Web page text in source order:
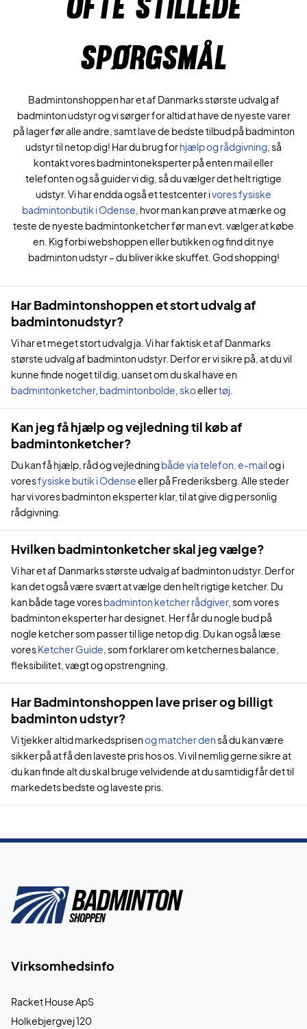
SPØRGSMÅL
Badmintonshoppen har et af Danmarks største udvalg af
badminton udstyr og vi sørger for altid at have de nyeste varer
på lager før alle andre, samt lave de bedste tilbud på badminton
udstyr til netop dig! Har du brug forhjælp og rådgivning , så
kontakt vores badmintoneksperter på enten mail eller
telefonten og så guider vi dig, så du vælger det helt rigtige
udstyr. Vi har endda også et testcenter ivores fysiske
badmintonbutik i Odense , hvor man kan prøve at mærke og
teste de nyeste badmintonketcher før man evt. vælger at købe
en. Kig forbi webshoppen eller butikken og find dit nye
badminton udstyr – du bliver ikke skuffet. God shopping!
Har Badmintonshoppen et stort udvalg af
badmintonudstyr?
Vi har et meget stort udvalg ja. Vi har faktisk et af Danmarks
største udvalg af badminton udstyr. Derfor er vi sikre på, at du vil
kunne finde noget til dig, uanset om du skal have en
badmintonketcher, badmintonbolde skoellertøj
Kan jeg få hjælp og vejledning til køb af
badmintonketcher?
Du kan få hjælp, råd og vejledningbåde via telefon, e-mailog i
voresfysiske butik i Odenseeller på Frederiksberg. Alle steder
har vi vores badminton eksperter klar, til at give dig personlig
rådgivning.
Hvilken badmintonketcher skal jeg vælge?
Vi har et af Danmarks største udvalg af badminton udstyr. Derfor
kan det også være svært at vælge den helt rigtige ketcher. Du
kan både tage voresbadminton ketcher rådgiver, som vores
badminton eksperter har designet. Her får du nogle bud på
nogle ketcher som passer til lige netop dig. Du kan også læse
voresKetcher Guide , som forklarer om ketchernes balance,
fleksibilitet, vægt og opstrengning.
Har Badmintonshoppen lave priser og billigt
badminton udstyr?
Vi tjekker altid markedsprisenog matcher den så du kan være
sikker på at få den laveste pris hos os. Vi vil nemlig gerne sikre at
du kan finde alt du skal bruge velvidende at du samtidig får det til
markedets bedste og laveste pris.
Virksomhedsinfo
Racket House ApS
Holkebjergvej 120